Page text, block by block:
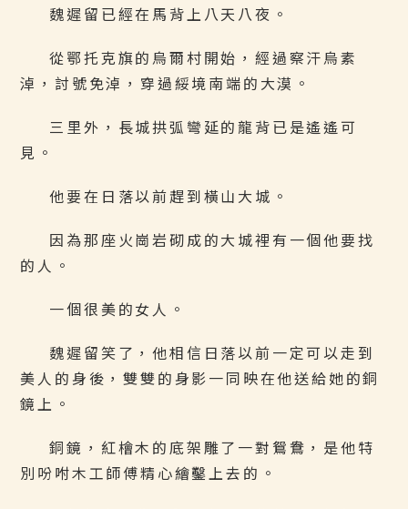
魏遲留已經在馬背上八天八夜。
從鄂托克旗的烏爾村開始，經過察汗烏素
淖，討號免淖，穿過綏境南端的大漠。
三里外，長城拱弧彎延的龍背已是遙遙可
見。
他要在日落以前趕到橫山大城。
因為那座火崗岩砌成的大城裡有一個他要找
的人。
一個很美的女人。
魏遲留笑了，他相信日落以前一定可以走到
美人的身後，雙雙的身影一同映在他送給她的銅
鏡上。
銅鏡，紅檜木的底架雕了一對鴛鴦，是他特
別吩咐木工師傅精心繪鑿上去的。